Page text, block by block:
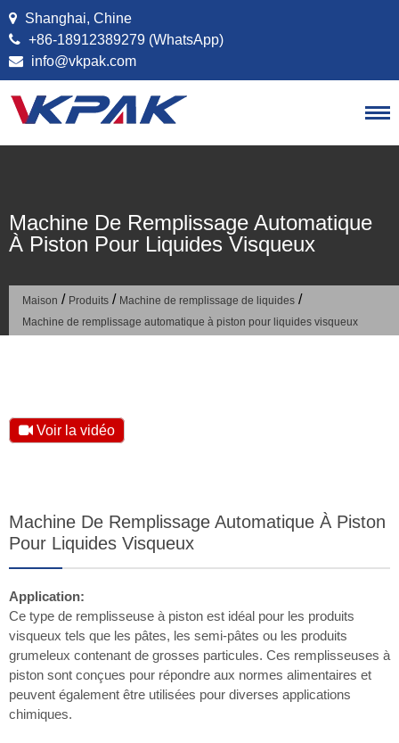
Passer au contenu
Shanghai, Chine
+86-18912389279 (WhatsApp)
info@vkpak.com
Machine De Remplissage Automatique
À Piston Pour Liquides Visqueux
Maison / Produits / Machine de remplissage de liquides /
Machine de remplissage automatique à piston pour liquides visqueux
Voir la vidéo
Machine De Remplissage Automatique À Piston
Pour Liquides Visqueux
Application:
Ce type de remplisseuse à piston est idéal pour les produits
visqueux tels que les pâtes, les semi-pâtes ou les produits
grumeleux contenant de grosses particules. Ces remplisseuses à
piston sont conçues pour répondre aux normes alimentaires et
peuvent également être utilisées pour diverses applications
chimiques.